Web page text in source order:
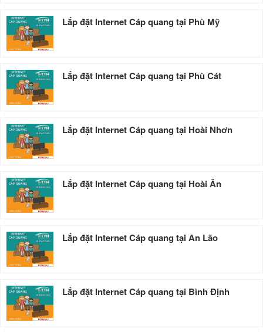
Lắp đặt Internet Cáp quang tại Phù Mỹ
Lắp đặt Internet Cáp quang tại Phù Cát
Lắp đặt Internet Cáp quang tại Hoài Nhơn
Lắp đặt Internet Cáp quang tại Hoài Ân
Lắp đặt Internet Cáp quang tại An Lão
Lắp đặt Internet Cáp quang tại Bình Định